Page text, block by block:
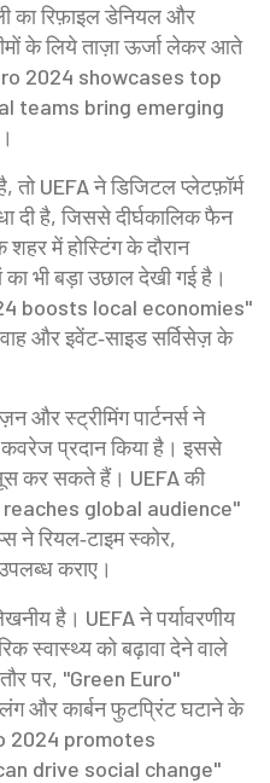
का रिफ़ाइल डेनियल और
के लिये ताज़ा ऊर्जा लेकर आते
2024 showcases top
teams bring emerging
UEFA ने डिजिटल प्लेटफ़ॉर्म
दी है, जिससे दीर्घकालिक फैन
में होस्टिंग के दौरान
का भी बड़ा उछाल देखी गई है।
boosts local economies"
और इवेंट‑साइड सर्विसेज़ के
और स्ट्रीमिंग पार्टनर्स ने
कवरेज प्रदान किया है। इससे
कर सकते हैं। UEFA की
reaches global audience"
ने रियल‑टाइम स्कोर,
कराए।
है। UEFA ने पर्यावरणीय
स्वास्थ्य को बढ़ावा देने वाले
पर, "Green Euro"
और कार्बन फुटप्रिंट घटाने के
2024 promotes
drive social change"